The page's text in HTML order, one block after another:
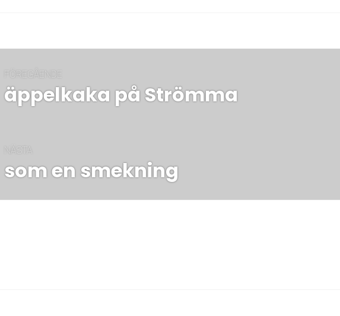
Inläggsnavigering
FÖREGÅENDE
Föregående
post:
äppelkaka på Strömma
NÄSTA
Nästa
som en smekning